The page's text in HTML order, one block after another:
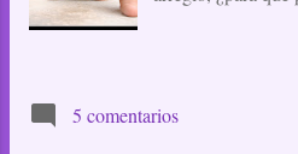
del vecindario, el
5 comentarios